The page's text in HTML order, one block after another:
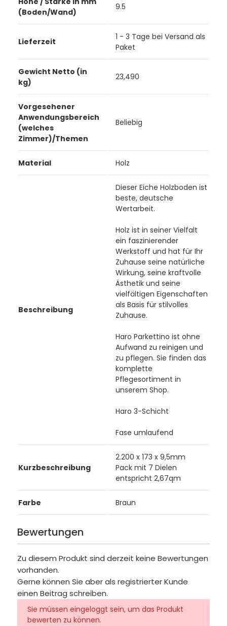
(Boden/Wand)
9.5
Lieferzeit
1 - 3 Tage bei Versand als
Paket
Gewicht Netto (in
kg)
23,490
Vorgesehener
Anwendungsbereich
(welches
Zimmer)/Themen
Beliebig
Material Holz
Beschreibung
Dieser Eiche Holzboden ist
beste, deutsche
Wertarbeit.
Holz ist in seiner Vielfalt
ein faszinierender
Werkstoff und hat für Ihr
Zuhause seine natürliche
Wirkung, seine kraftvolle
Ästhetik und seine
vielfältigen Eigenschaften
als Basis für stilvolles
Zuhause.
Haro Parkettino ist ohne
Aufwand zu reinigen und
zu pflegen. Sie finden das
komplette
Pflegesortiment in
unserem Shop.
Haro 3-Schicht
Fase umlaufend
Kurzbeschreibung
2.200 x 173 x 9,5mm
Pack mit 7 Dielen
entspricht 2,67qm
Farbe Braun
Bewertungen
Zu diesem Produkt sind derzeit keine Bewertungen
vorhanden.
Gerne können Sie aber als registrierter Kunde
einen Beitrag schreiben.
Sie müssen eingeloggt sein, um das Produkt
bewerten zu können.